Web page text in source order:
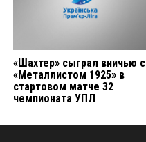
«Шахтер» сыграл вничью с
«Металлистом 1925» в
стартовом матче 32
чемпионата УПЛ